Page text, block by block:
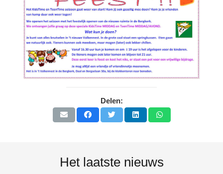
Delen:
Het laatste nieuws